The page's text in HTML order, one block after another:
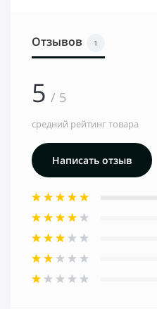
Отзывов 1
5 / 5
средний рейтинг товара
Написать отзыв